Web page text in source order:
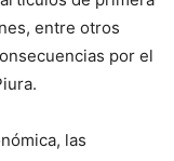
entre otros
por el
las